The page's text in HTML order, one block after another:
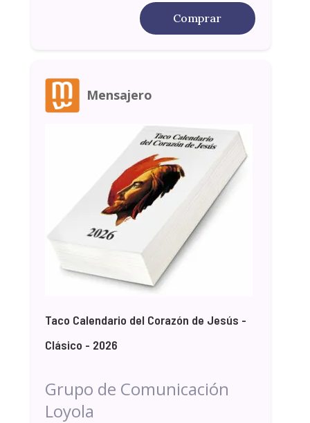
Comprar
Mensajero
Taco Calendario del Corazón de Jesús -
Clásico - 2026
Grupo de Comunicación
Loyola